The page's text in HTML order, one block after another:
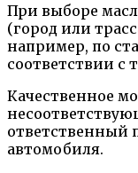
При выборе
(город или
например, по
соответствии с
Качественное
ответственный
автомобиля.